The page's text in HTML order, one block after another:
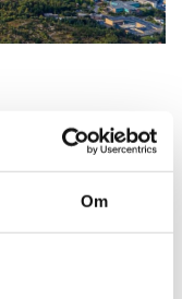
Om
ipsum quia
at urna